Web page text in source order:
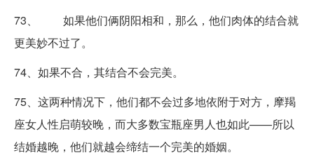
73、 如果他们俩阴阳相和，那么，他们肉体的结合就
更美妙不过了。
74、如果不合，其结合不会完美。
75、这两种情况下，他们都不会过多地依附于对方，摩羯
座女人性启萌较晚，而大多数宝瓶座男人也如此——所以
结婚越晚，他们就越会缔结一个完美的婚姻。